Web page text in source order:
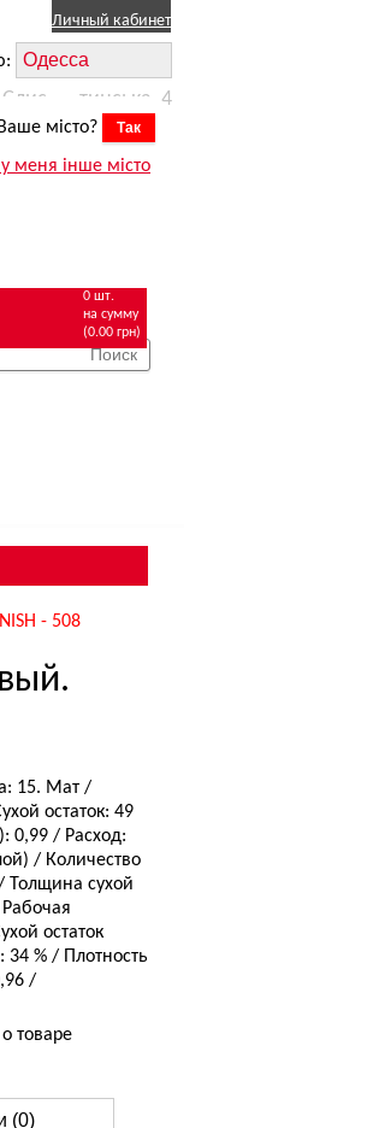
Личный кабинет
місто? Так
у меня інше місто
Єлисаветинська, 4
(067) 623 11 15
0 шт.
на сумму
(0.00 грн)
- 508
15. Мат /
остаток: 49
0,99 / Расход:
/ Количество
Толщина сухой
остаток
% / Плотность
/
товаре
(0)